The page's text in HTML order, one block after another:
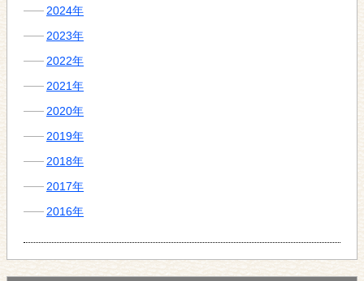
2024年
2023年
2022年
2021年
2020年
2019年
2018年
2017年
2016年